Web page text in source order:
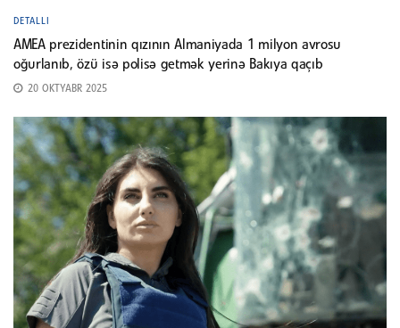
DETALLI
AMEA prezidentinin qızının Almaniyada 1 milyon avrosu
oğurlanıb, özü isə polisə getmək yerinə Bakıya qaçıb
20 OKTYABR 2025